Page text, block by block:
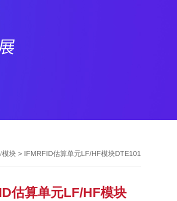
模块 > IFMRFID估算单元LF/HF模块DTE101
估算单元LF/HF模块